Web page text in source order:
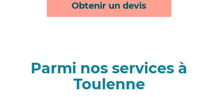
Obtenir un devis
Parmi nos services à
Toulenne